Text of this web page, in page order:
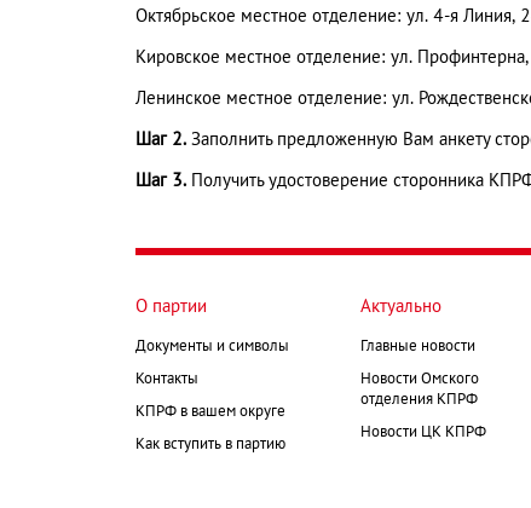
Октябрьское местное отделение: ул. 4-я Линия,
Кировское местное отделение: ул.
Ленинское местное отделение: ул.
Шаг 2. Заполнить предложенную Вам анкету
Шаг 3. Получить удостоверение сторонника
О партии
Документы и символы
Контакты
КПРФ в вашем округе
Как вступить в партию
Актуально
Главные новости
Новости Омского
отделения КПРФ
Новости ЦК КПРФ